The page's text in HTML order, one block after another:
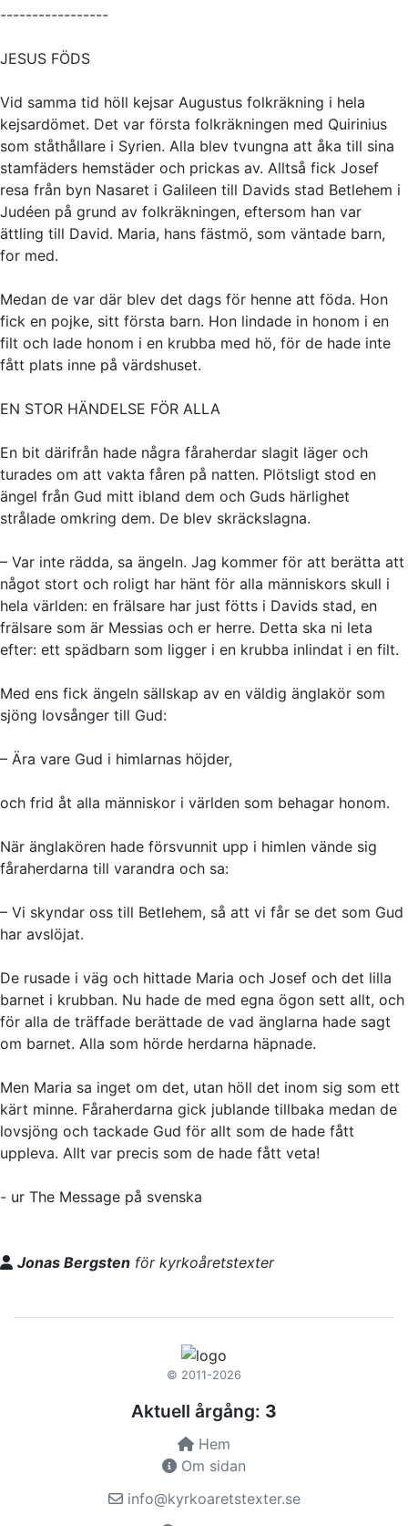
-----------------
JESUS FÖDS
Vid samma tid höll kejsar Augustus folkräkning i hela
kejsardömet. Det var första folkräkningen med Quirinius
som ståthållare i Syrien. Alla blev tvungna att åka till sina
stamfäders hemstäder och prickas av. Alltså fick Josef
resa från byn Nasaret i Galileen till Davids stad Betlehem i
Judéen på grund av folkräkningen, eftersom han var
ättling till David. Maria, hans fästmö, som väntade barn,
for med.
Medan de var där blev det dags för henne att föda. Hon
fick en pojke, sitt första barn. Hon lindade in honom i en
filt och lade honom i en krubba med hö, för de hade inte
fått plats inne på värdshuset.
EN STOR HÄNDELSE FÖR ALLA
En bit därifrån hade några fåraherdar slagit läger och
turades om att vakta fåren på natten. Plötsligt stod en
ängel från Gud mitt ibland dem och Guds härlighet
strålade omkring dem. De blev skräckslagna.
– Var inte rädda, sa ängeln. Jag kommer för att berätta att
något stort och roligt har hänt för alla människors skull i
hela världen: en frälsare har just fötts i Davids stad, en
frälsare som är Messias och er herre. Detta ska ni leta
efter: ett spädbarn som ligger i en krubba inlindat i en filt.
Med ens fick ängeln sällskap av en väldig änglakör som
sjöng lovsånger till Gud:
– Ära vare Gud i himlarnas höjder,
och frid åt alla människor i världen som behagar honom.
När änglakören hade försvunnit upp i himlen vände sig
fåraherdarna till varandra och sa:
– Vi skyndar oss till Betlehem, så att vi får se det som Gud
har avslöjat.
De rusade i väg och hittade Maria och Josef och det lilla
barnet i krubban. Nu hade de med egna ögon sett allt, och
för alla de träffade berättade de vad änglarna hade sagt
om barnet. Alla som hörde herdarna häpnade.
Men Maria sa inget om det, utan höll det inom sig som ett
kärt minne. Fåraherdarna gick jublande tillbaka medan de
lovsjöng och tackade Gud för allt som de hade fått
uppleva. Allt var precis som de hade fått veta!
- ur The Message på svenska
Jonas Bergsten för kyrkoåretstexter
© 2011-2026
Aktuell årgång: 3
Hem
Om sidan
info@kyrkoaretstexter.se